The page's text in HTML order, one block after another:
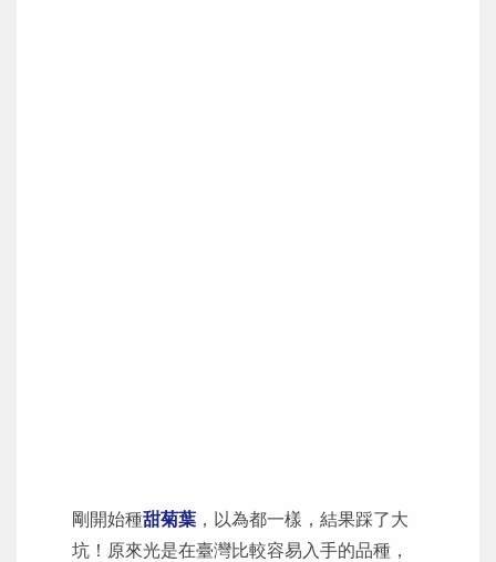
剛開始種甜菊葉 ，以為都一樣，結果踩了大
坑！原來光是在臺灣比較容易入手的品種，